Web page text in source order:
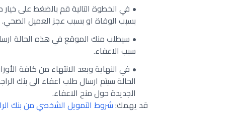
في الخطوة التالية قم بالضغط على
بسبب الوفاة او بسبب عجز العميل الصحي.
سيطلب منك الموقع في هذه الحالة
سبب الاعفاء.
في النهاية وبعد الانتهاء من كافة
الحالة سيتم ارسال طلب اعفاء الى بنك
الجديدة حول منح الاعفاء.
قد يهمك:شروط التمويل الشخصي من بنك